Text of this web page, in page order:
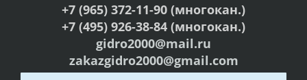
+7 (965) 372-11-90 (многокан.)
+7 (495) 926-38-84 (многокан.)
gidro2000@mail.ru
zakazgidro2000@gmail.com